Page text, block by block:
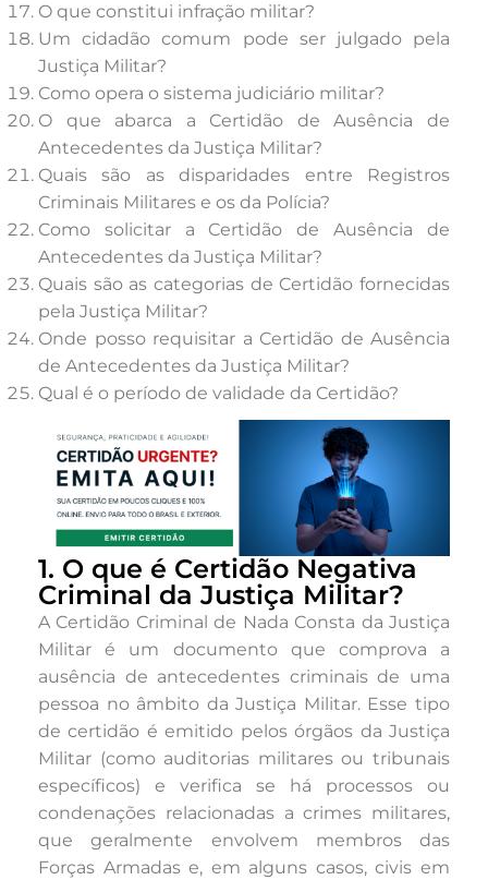
O que constitui infração militar?
Um cidadão comum pode ser julgado pela
Justiça Militar?
Como opera o sistema judiciário militar?
O que abarca a Certidão de Ausência de
Antecedentes da Justiça Militar?
Quais são as disparidades entre Registros
Criminais Militares e os da Polícia?
Como solicitar a Certidão de Ausência de
Antecedentes da Justiça Militar?
Quais são as categorias de Certidão fornecidas
pela Justiça Militar?
Onde posso requisitar a Certidão de Ausência
de Antecedentes da Justiça Militar?
Qual é o período de validade da Certidão?
1. O que é Certidão Negativa
Criminal da Justiça Militar?
A Certidão Criminal de Nada Consta da Justiça
Militar é um documento que comprova a
ausência de antecedentes criminais de uma
pessoa no âmbito da Justiça Militar. Esse tipo
de certidão é emitido pelos órgãos da Justiça
Militar (como auditorias militares ou tribunais
específicos) e verifica se há processos ou
condenações relacionadas a crimes militares,
que geralmente envolvem membros das
Forças Armadas e, em alguns casos, civis em